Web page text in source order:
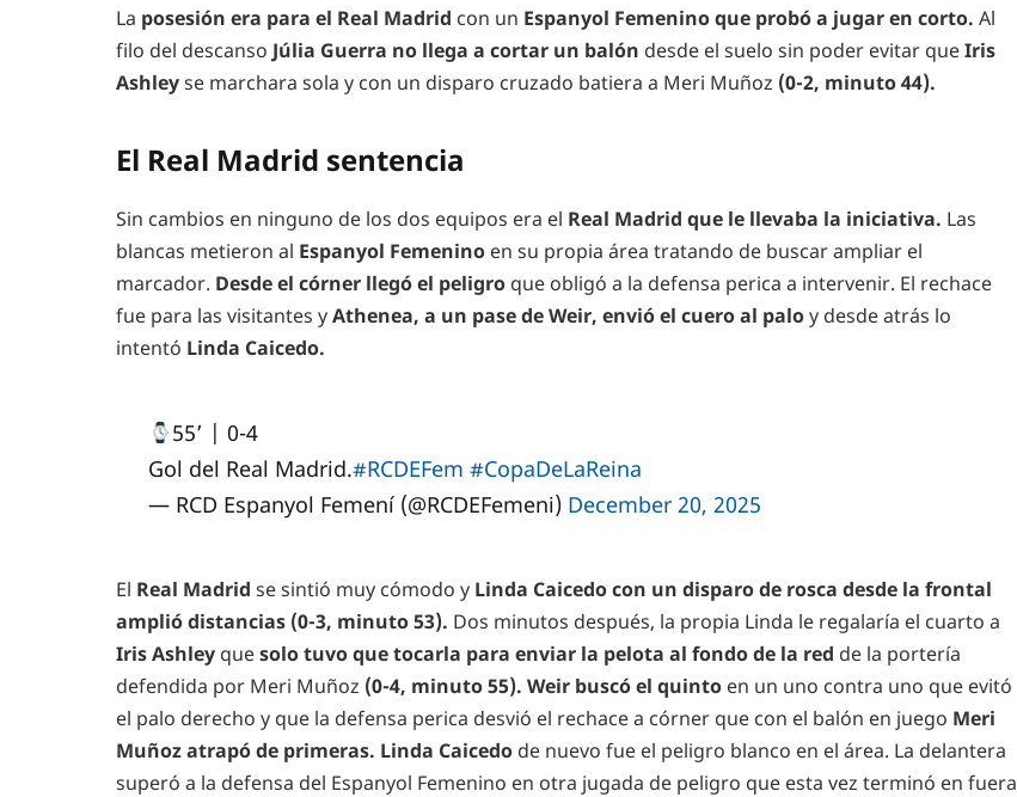
La posesión era para el Real Madrid con un Espanyol Femenino que probó a jugar en corto. Al
filo del descanso Júlia Guerra no llega a cortar un balón desde el suelo sin poder evitar queIris
Ashleyse marchara sola y con un disparo cruzado batiera a Meri Muñoz (0-2, minuto 44).
El Real Madrid sentencia
Sin cambios en ninguno de los dos equipos era el Real Madrid que le llevaba la iniciativa. Las
blancas metieron al Espanyol Femenino en su propia área tratando de buscar ampliar el
marcador. Desde el córner llegó el peligro que obligó a la defensa perica a intervenir. El rechace
fue para las visitantes yAthenea, a un pase de Weir, envió el cuero al paloy desde atrás lo
intentó Linda Caicedo.
55’ | 0-4
Gol del Real Madrid.#RCDEFem #CopaDeLaReina
— RCD Espanyol Femení (@RCDEFemeni) December 20, 2025
El Real Madrid se sintió muy cómodo y Linda Caicedo con un disparo de rosca desde la frontal
amplió distancias (0-3, minuto 53). Dos minutos después, la propia Linda le regalaría el cuarto a
Iris Ashley quesolo tuvo que tocarla para enviar la pelota al fondo de la red de la portería
defendida por Meri Muñoz (0-4, minuto 55). Weir buscó el quinto en un uno contra uno que evitó
el palo derecho y que la defensa perica desvió el rechace a córner que con el balón en juego Meri
Muñoz atrapó de primeras. Linda Caicedo de nuevo fue el peligro blanco en el área. La delantera
superó a la defensa del Espanyol Femenino en otra jugada de peligro que esta vez terminó en fuera